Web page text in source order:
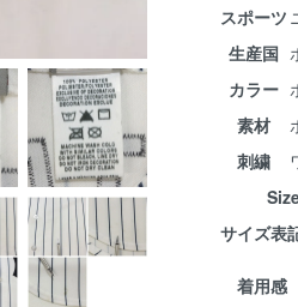
スポーツ
生産国
カラー
素材
刺繍
サイズ表
着用感